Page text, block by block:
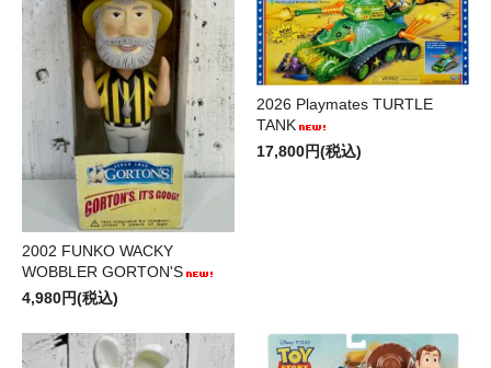
2002 FUNKO WACKY
WOBBLER GORTON'S
4,980円(税込)
2026 Playmates TURTLE
TANK
17,800円(税込)